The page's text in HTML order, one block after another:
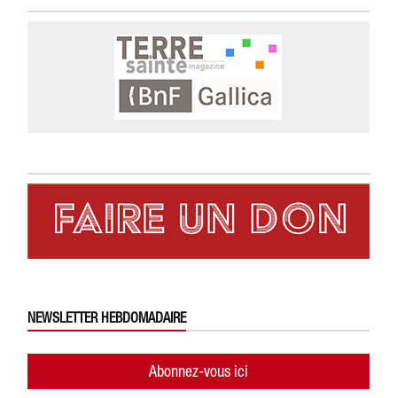
NEWSLETTER HEBDOMADAIRE
Abonnez-vous ici